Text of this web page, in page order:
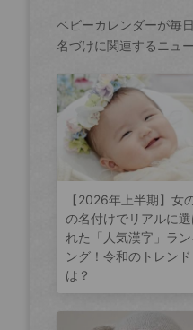
ベビーカレンダーが毎
名づけに関連するニュ
【2026年上半期】女
の名付けでリアルに
れた「人気漢字」ラン
ング！令和のトレンド
は？